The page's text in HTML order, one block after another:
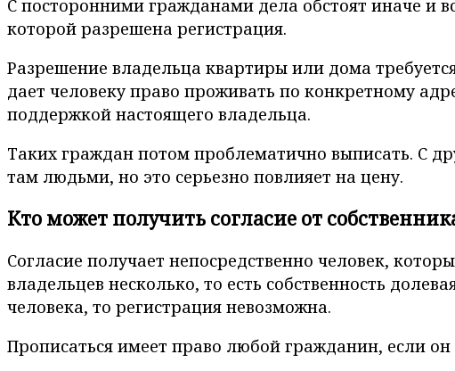
С посторонними гражданами дела обстоят иначе и
которой разрешена регистрация.
Разрешение владельца квартиры или дома
дает человеку право проживать по конкретному
поддержкой настоящего владельца.
Таких граждан потом проблематично выписать. С
там людьми, но это серьезно повлияет на цену.
Кто может получить согласие от
Согласие получает непосредственно человек,
владельцев несколько, то есть собственность
человека, то регистрация невозможна.
Прописаться имеет право любой гражданин, если он